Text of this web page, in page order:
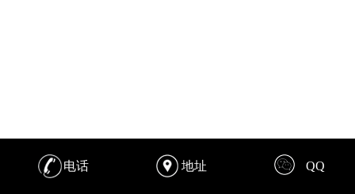
电话 地址 QQ